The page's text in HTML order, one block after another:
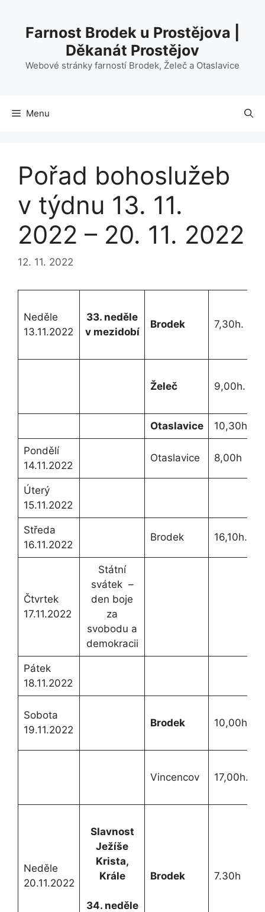
obsahFarnost Brodek u Prostějova |
Děkanát Prostějov
Webové stránky farností Brodek, Želeč a Otaslavice
Menu
Pořad bohoslužeb
v týdnu 13. 11.
2022 – 20. 11. 2022
12. 11. 2022
Neděle
13.11.2022
33. neděle
v mezidobí
Brodek 7,30h.
Želeč 9,00h.
Otaslavice 10,30h.
Pondělí
14.11.2022
Otaslavice 8,00h
Úterý
15.11.2022
Středa
16.11.2022
Brodek 16,10h.
Čtvrtek
17.11.2022
Státní
svátek –
den boje
za
svobodu a
demokracii
Pátek
18.11.2022
Sobota
19.11.2022
Brodek 10,00h.
Vincencov 17,00h.
Neděle
20.11.2022
Slavnost
Ježíše
Krista,
Krále
34. neděle
Brodek 7.30h